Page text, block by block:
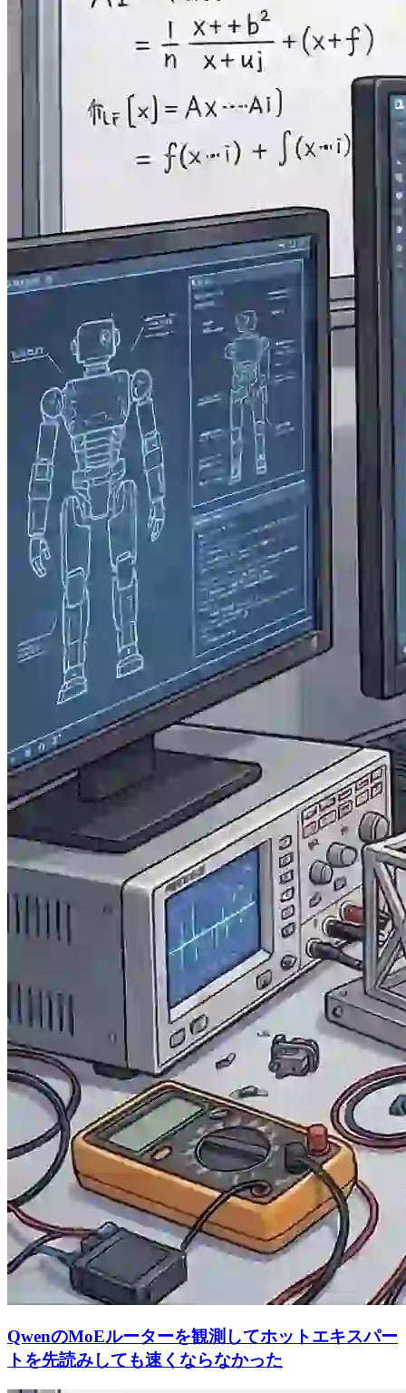
QwenのMoEルーターを観測してホットエキスパー
トを先読みしても速くならなかった